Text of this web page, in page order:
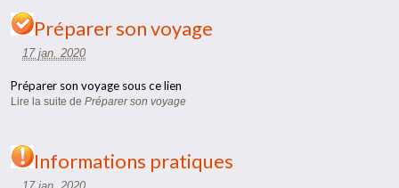
Préparer son voyage
17 jan. 2020
Préparer son voyage sous ce lien
Lire la suite dePréparer son voyage
Informations pratiques